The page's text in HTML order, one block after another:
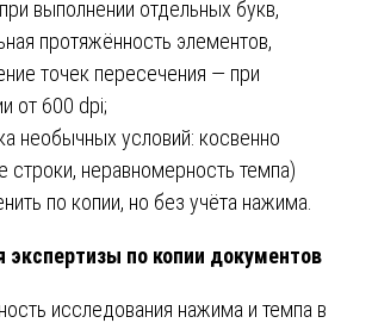
выполнении отдельных букв,
протяжённость элементов,
точек пересечения — при
от 600 dpi;
необычных условий: косвенно
строки, неравномерность темпа)
по копии, но без учёта нажима.
экспертизы по копии документов
исследования нажима и темпа в